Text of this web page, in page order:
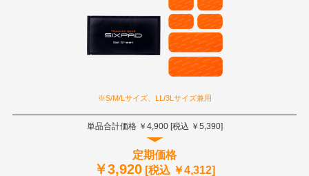
※S/M/Lサイズ、LL/3Lサイズ兼用
単品合計価格 ￥ 4,900[税込 ￥ 5,390]
定期価格
￥3,920 [税込 ￥4,312]